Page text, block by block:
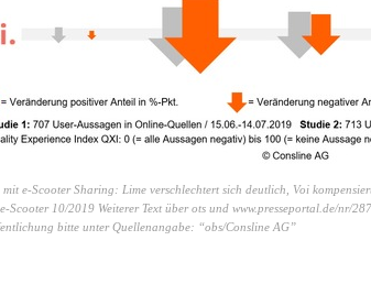
mit e-Scooter Sharing: Lime verschlechtert sich deutlich, Voi
Scooter 10/2019 Weiterer Text über ots und www.presseportal.de/nr/
bitte unter Quellenangabe: “obs/Consline AG”